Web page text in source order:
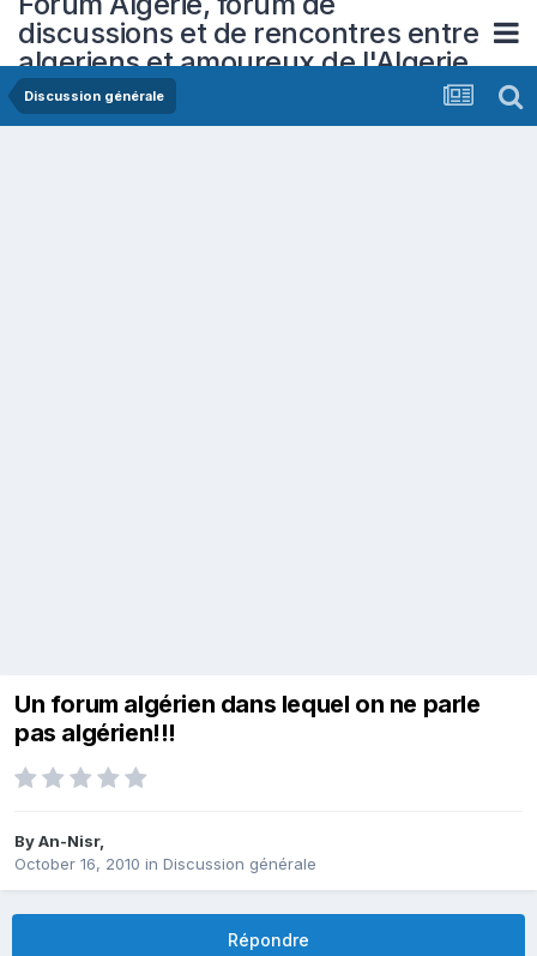
discussions et de rencontres entre
algeriens et amoureux de l'Algerie
Discussion générale
Un forum algérien dans lequel on ne parle
pas algérien!!!
ByAn-Nisr,
October 16, 2010 in Discussion générale
Répondre